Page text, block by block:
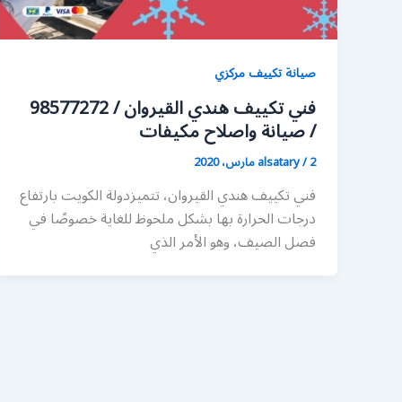
صيانة تكييف مركزي
فني تكييف هندي القيروان / 98577272
/ صيانة واصلاح مكيفات
alsatary/2 مارس، 2020
فني تكييف هندي القيروان، تتميزدولة الكويت بارتفاع
درجات الحرارة بها بشكل ملحوظ للغاية خصوصًا في
فصل الصيف، وهو الأمر الذي